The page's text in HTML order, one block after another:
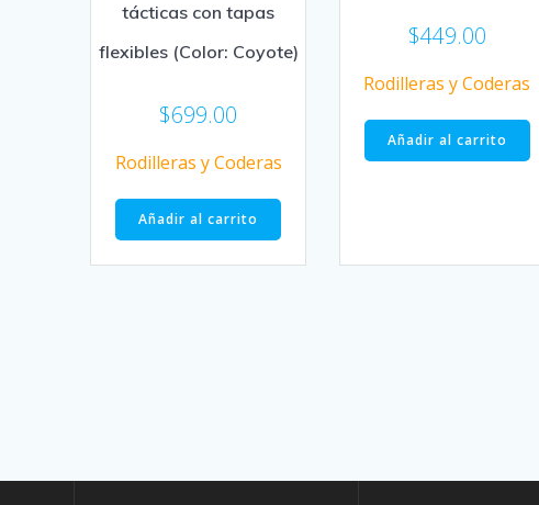
tácticas con tapas
flexibles (Color: Coyote)
$699.00
Rodilleras y Coderas
Añadir al carrito
$449.00
Rodilleras y Coderas
Añadir al carrito